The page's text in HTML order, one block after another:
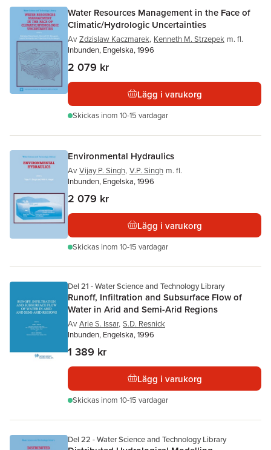
Water Resources Management in the Face of
Climatic/Hydrologic Uncertainties
Av Zdzislaw Kaczmarek, Kenneth M. Strzepek m. fl.
Inbunden, Engelska, 1996
2 079 kr
Lägg i varukorg
Skickas inom 10-15 vardagar
Environmental Hydraulics
Av Vijay P. Singh, V.P. Singh m. fl.
Inbunden, Engelska, 1996
2 079 kr
Lägg i varukorg
Skickas inom 10-15 vardagar
Del 21 - Water Science and Technology Library
Runoff, Infiltration and Subsurface Flow of
Water in Arid and Semi-Arid Regions
Av Arie S. Issar, S.D. Resnick
Inbunden, Engelska, 1996
1 389 kr
Lägg i varukorg
Skickas inom 10-15 vardagar
Del 22 - Water Science and Technology Library